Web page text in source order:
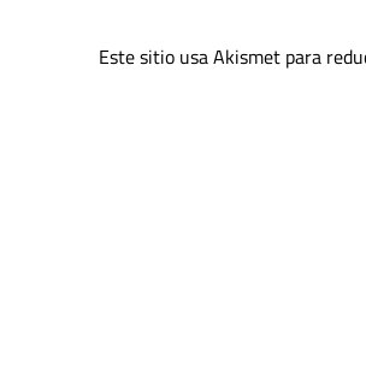
Este sitio usa Akismet para